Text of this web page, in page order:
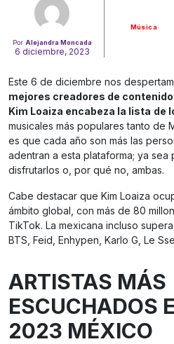
Por Alejandra Moncada
6 diciembre, 2023
Música
Este 6 de diciembre nos
mejores creadores de contenido
Kim Loaiza encabeza la lista de
musicales más populares tanto de
es que cada año son más las
adentran a esta plataforma; ya sea
disfrutarlos o, por qué no, ambas.
Cabe destacar que Kim Loaiza
ámbito global, con más de 80
TikTok. La mexicana incluso
BTS, Feid, Enhypen, Karlo G, Le
ARTISTAS MÁS
ESCUCHADOS
2023 MÉXICO